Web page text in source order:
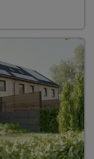
Grundstücksbedarf